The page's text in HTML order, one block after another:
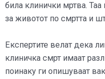
била клинички мртва.
за животот по смртта и
Експертите велат дека
клиничка смрт имаат
поинаку ги опишуваат